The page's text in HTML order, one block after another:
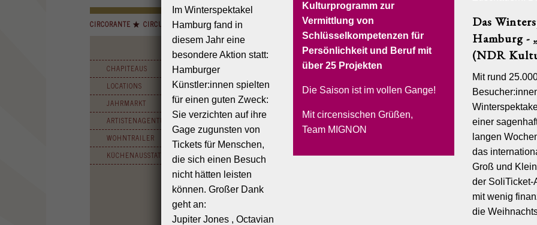
CIRCORANTE CIRCUS MIGNON INSELCIRCUS VERLEIH BUCHEN&RESERVIEREN
CHAPITEAUS
LOCATIONS
JAHRMARKT
ARTISTENAGENTUR
WOHNTRAILER
KÜCHENAUSSTATTUNG
Der
Von
bis
sorgt
auf-
Bei
Im Winterspektakel
Hamburg fand in
diesem Jahr eine
besondere Aktion statt:
Hamburger
Künstler:innen spielten
für einen guten Zweck:
Sie verzichten auf ihre
Gage zugunsten von
Tickets für Menschen,
die sich einen Besuch
nicht hätten leisten
können. Großer Dank
geht an:
Jupiter Jones , Octavian
Kulturprogramm zur
Vermittlung von
Schlüsselkompetenzen für
Persönlichkeit und Beruf mit
über 25 Projekten
Die Saison ist im vollen Gange!
Mit circensischen Grüßen,
Team MIGNON
Das
Hamburg -
(NDR
Mit rund
einer
langen
das
Groß und
der SoliTicket-
mit wenig
die